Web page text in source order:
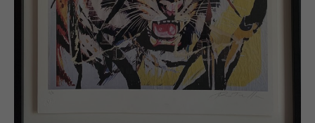
precies historisch moment vertegenwoordigt. Zijn
schreeuwende kleuren geven de kijker stof tot
nadenken over de realiteit van de door media
overspoelde stadscultuur en brengen de kijker, door
de poëtische lading die hij er in aanbrengt, tot een
overpeinzing hiervan. De strijdvaardigheid en
innovatie waarmee Mimmo Rotella het begin van het